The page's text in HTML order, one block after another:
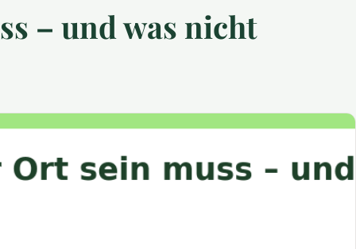
– und was nicht